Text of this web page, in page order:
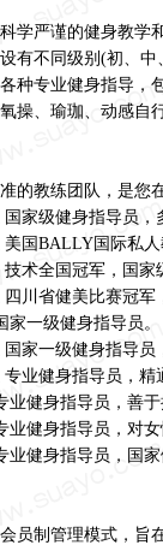
学严谨的健身教学
有不同级别(初、中
种专业健身指导，
操、瑜珈、动感自
的教练团队，是您
家级健身指导员，
国BALLY国际私人
术全国冠军，国家
川省健美比赛冠军
一级健身指导员。
家一级健身指导员
业健身指导员，精
健身指导员，善于
健身指导员，对女
健身指导员，国家
员制管理模式，旨